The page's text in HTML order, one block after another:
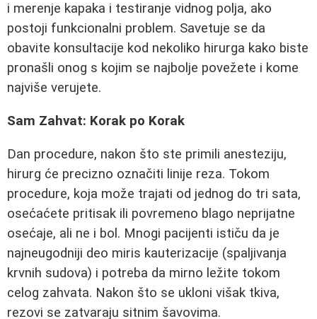
i merenje kapaka i testiranje vidnog polja, ako
postoji funkcionalni problem. Savetuje se da
obavite konsultacije kod nekoliko hirurga kako biste
pronašli onog s kojim se najbolje povežete i kome
najviše verujete.
Sam Zahvat: Korak po Korak
Dan procedure, nakon što ste primili anesteziju,
hirurg će precizno označiti linije reza. Tokom
procedure, koja može trajati od jednog do tri sata,
osećaćete pritisak ili povremeno blago neprijatne
osećaje, ali ne i bol. Mnogi pacijenti ističu da je
najneugodniji deo miris kauterizacije (spaljivanja
krvnih sudova) i potreba da mirno ležite tokom
celog zahvata. Nakon što se ukloni višak tkiva,
rezovi se zatvaraju sitnim šavovima.